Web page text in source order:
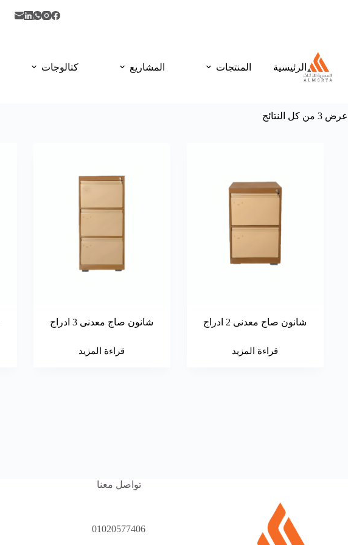
الرئيسية المنتجات المشاريع كتالوجات
عرض ⁦3⁩ من كل النتائج
شانون صاج معدنى 2 ادراج
قراءة المزيد
شانون صاج معدنى 3 ادراج
قراءة المزيد
تواصل معنا
01020577406